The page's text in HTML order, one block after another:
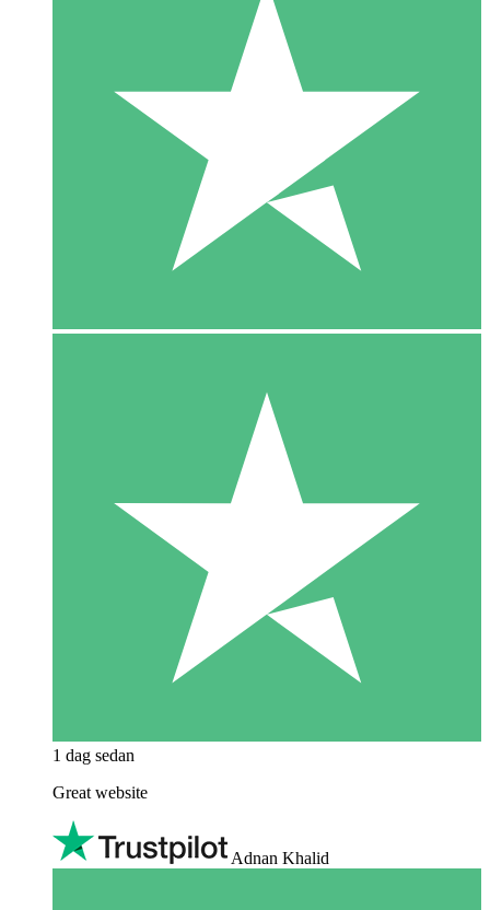
1 dag sedan
Great website
Adnan Khalid